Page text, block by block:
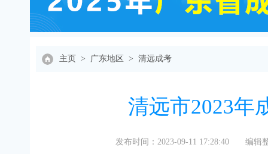
主页 > 广东地区 > 清远成考
清远市2023年
发布时间：2023-09-11 17:28:40 编辑